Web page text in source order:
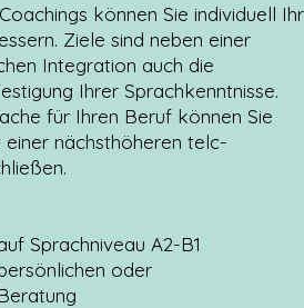
können Sie individuell Ihr
Ziele sind neben einer
Integration auch die
Ihrer Sprachkenntnisse.
für Ihren Beruf können Sie
einer nächsthöheren telc-
Sprachniveau A2-B1
oder